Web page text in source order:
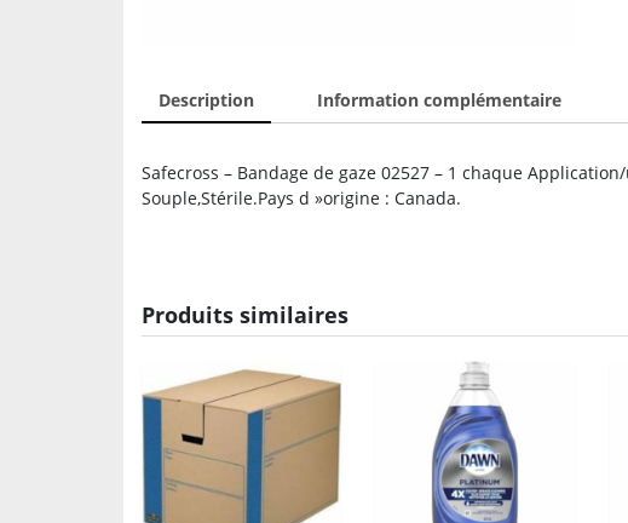
Description Information complémentaire
Safecross – Bandage de gaze 02527 – 1 chaque
Souple,Stérile.Pays d »origine : Canada.
Produits similaires